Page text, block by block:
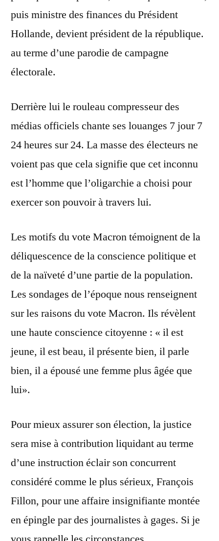
puis ministre des finances du Président
Hollande, devient président de la république.
au terme d’une parodie de campagne
électorale.
Derrière lui le rouleau compresseur des
médias officiels chante ses louanges 7 jour 7
24 heures sur 24. La masse des électeurs ne
voient pas que cela signifie que cet inconnu
est l’homme que l’oligarchie a choisi pour
exercer son pouvoir à travers lui.
Les motifs du vote Macron témoignent de la
déliquescence de la conscience politique et
de la naïveté d’une partie de la population.
Les sondages de l’époque nous renseignent
sur les raisons du vote Macron. Ils révèlent
une haute conscience citoyenne : « il est
jeune, il est beau, il présente bien, il parle
bien, il a épousé une femme plus âgée que
lui».
Pour mieux assurer son élection, la justice
sera mise à contribution liquidant au terme
d’une instruction éclair son concurrent
considéré comme le plus sérieux, François
Fillon, pour une affaire insignifiante montée
en épingle par des journalistes à gages. Si je